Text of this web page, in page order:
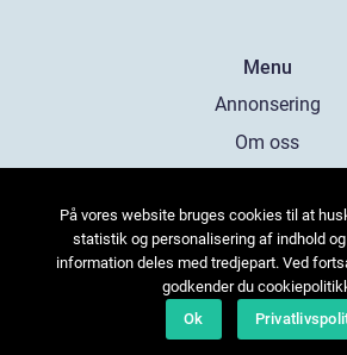
Menu
Annonsering
Om oss
Kontakta oss
Sitemap
På vores website bruges cookies til at
statistik og personalisering af indhold
information deles med tredjepart. Ved
godkender du
Ok